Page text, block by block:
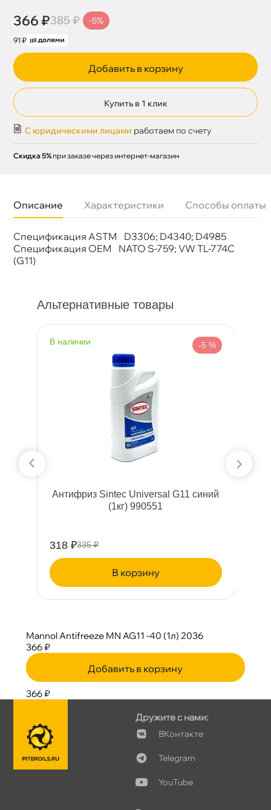
366 ₽385 ₽ -5%
91 ₽
Добавить в корзину
Купить в 1 клик
С юридическими лицами работаем по счету
Скидка 5% при заказе через интернет-магазин
Описание Характеристики Способы оплаты
Спецификация ASTM D3306; D4340; D4985
Спецификация OEM NATO S-759; VW TL-774C
(G11)
Назначение
Система охлаждения
Бренд
Mannol
Цвет
Синий
Спецификации
Альтернативные товары
наличии -5 %
Антифриз Sintec Universal G11 синий
(1кг) 990551
318 ₽335 ₽
корзину
Mannol Antifreeze MN AG11 -40 (1л) 2036
366 ₽
Добавить в корзину
366 ₽
Дружите с нами:
Контакте
Telegram
YouTube